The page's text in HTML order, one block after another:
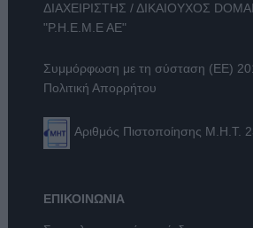
ΔΙΑΧΕΙΡΙΣΤΗΣ / ΔΙΚΑΙΟΥΧΟΣ
"Ρ.Η.Ε.Μ.Ε ΑΕ"
Συμμόρφωση με τη σύσταση (ΕΕ)
Πολιτική Απορρήτου
Αριθμός Πιστοποίησης Μ.Η.Τ.
ΕΠΙΚΟΙΝΩΝΙΑ